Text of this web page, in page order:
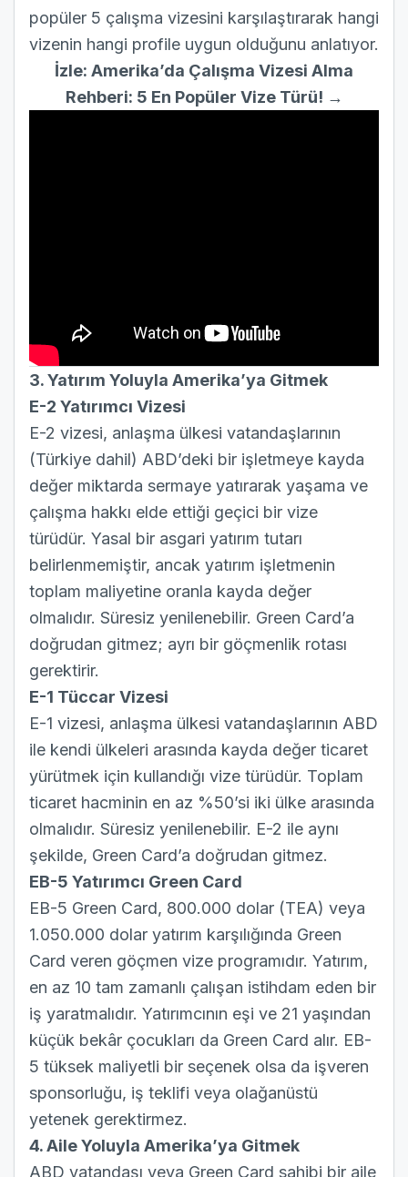
popüler 5 çalışma vizesini karşılaştırarak hangi
vizenin hangi profile uygun olduğunu anlatıyor.
İzle: Amerika’da Çalışma Vizesi Alma
Rehberi: 5 En Popüler Vize Türü! →
3. Yatırım Yoluyla Amerika’ya Gitmek
E-2 Yatırımcı Vizesi
E-2 vizesi, anlaşma ülkesi vatandaşlarının
(Türkiye dahil) ABD’deki bir işletmeye kayda
değer miktarda sermaye yatırarak yaşama ve
çalışma hakkı elde ettiği geçici bir vize
türüdür. Yasal bir asgari yatırım tutarı
belirlenmemiştir, ancak yatırım işletmenin
toplam maliyetine oranla kayda değer
olmalıdır. Süresiz yenilenebilir. Green Card’a
doğrudan gitmez; ayrı bir göçmenlik rotası
gerektirir.
E-1 Tüccar Vizesi
E-1 vizesi, anlaşma ülkesi vatandaşlarının ABD
ile kendi ülkeleri arasında kayda değer ticaret
yürütmek için kullandığı vize türüdür. Toplam
ticaret hacminin en az %50’si iki ülke arasında
olmalıdır. Süresiz yenilenebilir. E-2 ile aynı
şekilde, Green Card’a doğrudan gitmez.
EB-5 Yatırımcı Green Card
EB-5 Green Card, 800.000 dolar (TEA) veya
1.050.000 dolar yatırım karşılığında Green
Card veren göçmen vize programıdır. Yatırım,
en az 10 tam zamanlı çalışan istihdam eden bir
iş yaratmalıdır. Yatırımcının eşi ve 21 yaşından
küçük bekâr çocukları da Green Card alır. EB-
5 tüksek maliyetli bir seçenek olsa da işveren
sponsorluğu, iş teklifi veya olağanüstü
yetenek gerektirmez.
4. Aile Yoluyla Amerika’ya Gitmek
ABD vatandaşı veya Green Card sahibi bir aile